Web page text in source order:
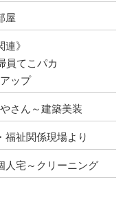
屋
連》
員てこパカ
ップ
さん～建築美装
祉関係現場より
宅～クリーニング